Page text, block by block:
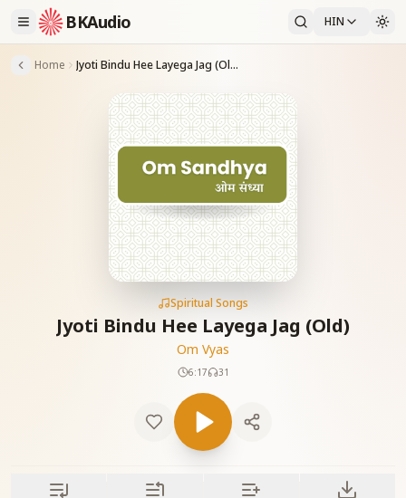
BKAudio HIN
Home Jyoti Bindu Hee Layega Jag (Old)
Spiritual Songs
Jyoti Bindu Hee Layega Jag (Old)
Om Vyas
6:17 31